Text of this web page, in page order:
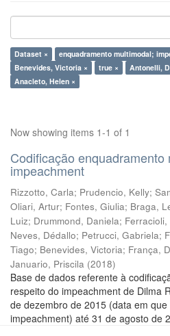
Dataset × enquadramento multimodal;
Benevides, Victoria ×
true × Antonelli,
Anacleto, Helen ×
Now showing items 1-1 of 1
Codificação enquadramento
impeachment
Rizzotto, Carla; Prudencio, Kelly;
Oliari, Artur; Fontes, Giulia; Braga,
Luiz; Drummond, Daniela; Ferracioli,
Neves, Dédallo; Petrucci, Gabriela;
Tiago; Benevides, Victoria; França,
Januario, Priscila (2018)
Base de dados referente à
respeito do impeachment de Dilma
de dezembro de 2015 (data em
impeachment) até 31 de agosto de